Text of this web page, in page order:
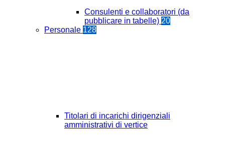
Consulenti e collaboratori (da
pubblicare in tabelle) 20
Personale 128
Titolari di incarichi dirigenziali
amministrativi di vertice